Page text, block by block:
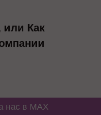
или Как
нас в MAX